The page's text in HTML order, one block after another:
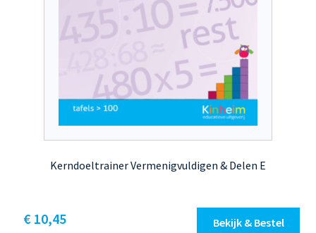
Kerndoeltrainer Vermenigvuldigen & Delen E
€ 10,45 Bekijk & Bestel